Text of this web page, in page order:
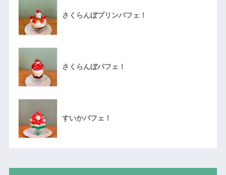
さくらんぼプリンパフェ！
さくらんぼパフェ！
すいかパフェ！